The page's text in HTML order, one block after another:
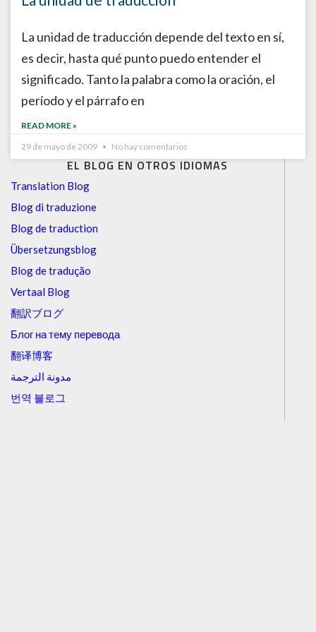
EL BLOG EN OTROS IDIOMAS
Translation Blog
Blog di traduzione
Blog de traduction
Übersetzungsblog
Blog de tradução
Vertaal Blog
翻訳ブログ
Блог на тему перевода
翻译博客
مدونة الترجمة
번역 블로그
La unidad de traducción depende del texto en sí,
es decir, hasta qué punto puedo entender el
significado. Tanto la palabra como la oración, el
período y el párrafo en
READ MORE »
29 de mayo de 2009
No hay comentarios